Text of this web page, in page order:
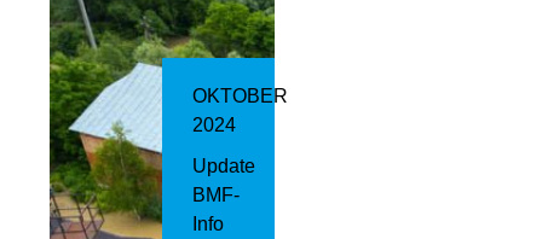
OKTOBER
2024
Update
BMF-
Info